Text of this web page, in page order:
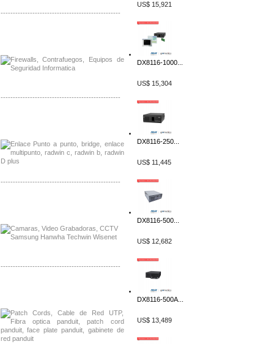
-------------------------------------------------
-------------------------------------------------
-------------------------------------------------
-------------------------------------------------
US$ 15,921
DX8116-1000...
US$ 15,304
DX8116-250...
US$ 11,445
DX8116-500...
US$ 12,682
DX8116-500A...
US$ 13,489